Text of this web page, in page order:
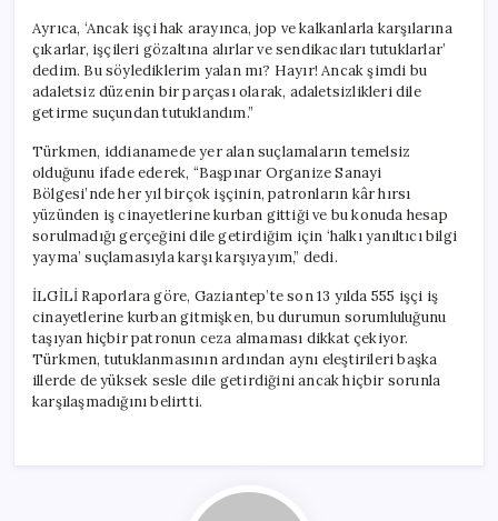
Ayrıca, ‘Ancak işçi hak arayınca, jop ve kalkanlarla karşılarına
çıkarlar, işçileri gözaltına alırlar ve sendikacıları tutuklarlar’
dedim. Bu söylediklerim yalan mı? Hayır! Ancak şimdi bu
adaletsiz düzenin bir parçası olarak, adaletsizlikleri dile
getirme suçundan tutuklandım.”
Türkmen, iddianamede yer alan suçlamaların temelsiz
olduğunu ifade ederek, “Başpınar Organize Sanayi
Bölgesi’nde her yıl birçok işçinin, patronların kâr hırsı
yüzünden iş cinayetlerine kurban gittiği ve bu konuda hesap
sorulmadığı gerçeğini dile getirdiğim için ‘halkı yanıltıcı bilgi
yayma’ suçlamasıyla karşı karşıyayım,” dedi.
İLGİLİ Raporlara göre, Gaziantep’te son 13 yılda 555 işçi iş
cinayetlerine kurban gitmişken, bu durumun sorumluluğunu
taşıyan hiçbir patronun ceza almaması dikkat çekiyor.
Türkmen, tutuklanmasının ardından aynı eleştirileri başka
illerde de yüksek sesle dile getirdiğini ancak hiçbir sorunla
karşılaşmadığını belirtti.